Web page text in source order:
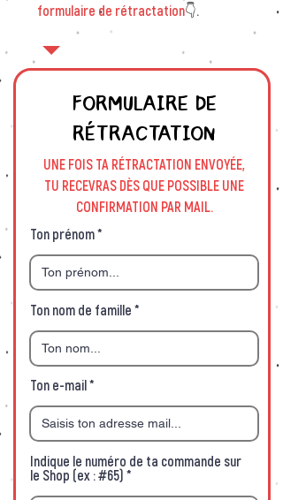
formulaire de rétractation👇.
FORMULAIRE DE
RÉTRACTATION
UNE FOIS TA RÉTRACTATION ENVOYÉE,
TU RECEVRAS DÈS QUE POSSIBLE UNE
CONFIRMATION PAR MAIL.
Ton prénom
Ton nom de famille
Ton e-mail
Indique le numéro de ta commande sur
le Shop (ex : #65)